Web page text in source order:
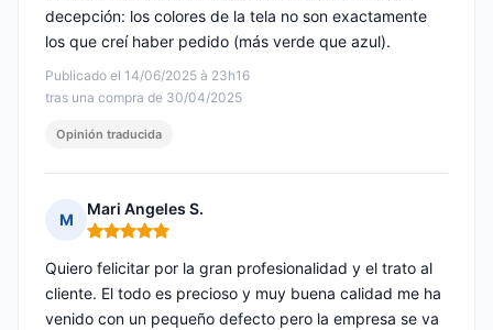
Publicado el 14/06/2025 à 23h16
tras una compra de 30/04/2025
decepción: los colores de la tela no son exactamente
los que creí haber pedido (más verde que azul).
Opinión traducida
M
Mari Angeles S.
Nota: 5 de 5
Quiero felicitar por la gran profesionalidad y el trato al
cliente. El todo es precioso y muy buena calidad me ha
venido con un pequeño defecto pero la empresa se va